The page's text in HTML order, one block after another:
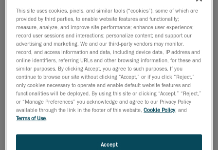
position et reconnaître leur forme.
Avantages
Grâce à la capacité de leurs caméras à capturer des
images à grande vitesse, les systèmes d’inspection
visuelle sont extrêmement rapides. La pièce arrive, et
en une fraction de seconde, toutes les caméras
prennent une photo simultanément, et la pièce
continue sur la ligne de production. Pendant que le
logiciel informatique traite les images, le système de
vision évalue – dans le cadre d’une fonction de
réussite/échec – la qualité des pièces. Ainsi, les
This site uses cookies, pixels, and similar tools (“cookies”), some of which are
provided by third parties, to enable website features and functionality;
measure, analyze, and improve site performance; enhance user experience;
record user sessions and interactions; personalize content; and support our
advertising and marketing. We and our third-party vendors may monitor,
record, and access information and data, including device data, IP address and
online identifiers, referring URLs and other browsing information, for these and
similar purposes. By clicking Accept, you agree to such purposes. If you
continue to browse our site without clicking “Accept,” or if you click “Reject,”
only cookies necessary to operate and enable default website features and
functionalities will be deployed. By using this site or clicking “Accept,” “Reject,”
or “Manage Preferences” you acknowledge and agree to our Privacy Policy
available through the link in the footer of this website,Cookie Policy, and
Terms of Use.
Accept